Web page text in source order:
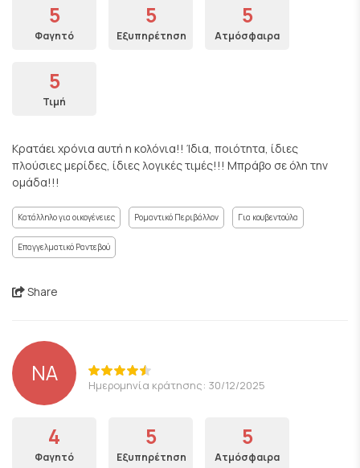
5
Φαγητό
5
Εξυπηρέτηση
5
Ατμόσφαιρα
5
Τιμή
Κρατάει χρόνια αυτή η κολόνια!! Ίδια, ποιότητα, ίδιες
πλούσιες μερίδες, ίδιες λογικές τιμές!!! Μπράβο σε όλη την
ομάδα!!!
Κατάλληλο για οικογένειες Ρομαντικό Περιβάλλον Για κουβεντούλα
Επαγγελματικό Ραντεβού
Share
NA Ημερομηνία κράτησης: 30/12/2025
4
Φαγητό
5
Εξυπηρέτηση
5
Ατμόσφαιρα